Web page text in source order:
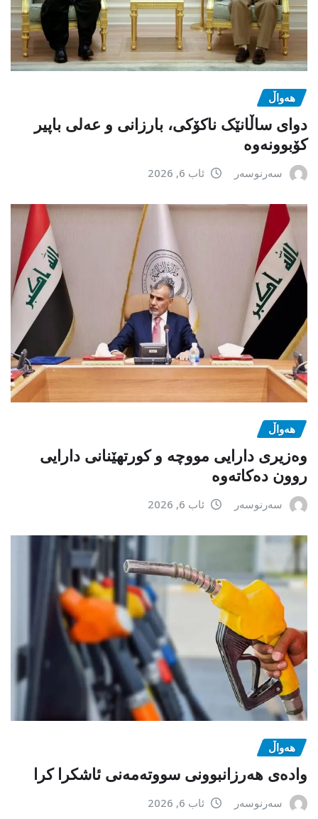
هەواڵ
دوای ساڵانێک ناکۆکی، بارزانی و عەلی باپیر
کۆبوونەوە
سەرنوسەر ئاب 6, 2026
هەواڵ
وەزیری دارایی مووچە و کورتهێنانی دارایی
روون دەکاتەوە
سەرنوسەر ئاب 6, 2026
هەواڵ
وادەی هەرزانبوونی سووتەمەنی ئاشکرا کرا
سەرنوسەر ئاب 6, 2026